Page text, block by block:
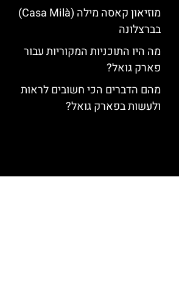
מוזיאון קאסה מילה (Casa Milà)
בברצלונה
מה היו התוכניות המקוריות עבור
פארק גואל?
מהם הדברים הכי חשובים לראות
ולעשות בפארק גואל?